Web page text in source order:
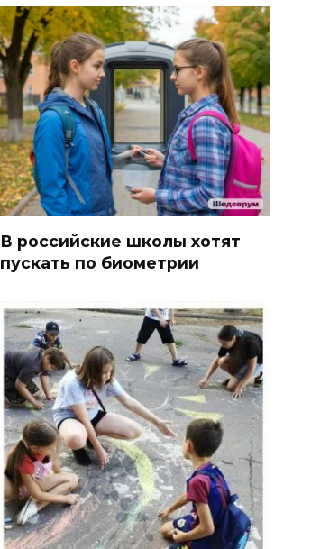
В российские школы хотят
пускать по биометрии